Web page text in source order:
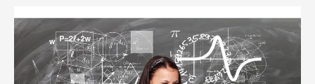
Becas
Internacionales
MBA